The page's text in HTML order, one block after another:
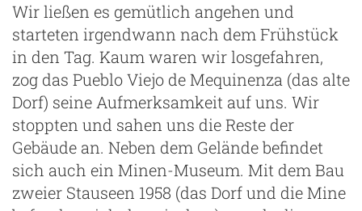
Wir ließen es gemütlich angehen und
starteten irgendwann nach dem Frühstück
in den Tag. Kaum waren wir losgefahren,
zog das Pueblo Viejo de Mequinenza (das alte
Dorf) seine Aufmerksamkeit auf uns. Wir
stoppten und sahen uns die Reste der
Gebäude an. Neben dem Gelände befindet
sich auch ein Minen-Museum. Mit dem Bau
zweier Stauseen 1958 (das Dorf und die Mine